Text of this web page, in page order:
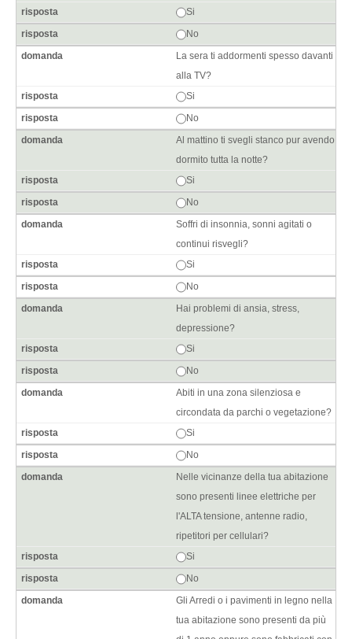
Si
No
La sera ti addormenti spesso davanti
alla TV?
Si
No
Al mattino ti svegli stanco pur avendo
dormito tutta la notte?
Si
No
Soffri di insonnia, sonni agitati o
continui risvegli?
Si
No
Hai problemi di ansia, stress,
depressione?
Si
No
Abiti in una zona silenziosa e
circondata da parchi o vegetazione?
Si
No
Nelle vicinanze della tua abitazione
sono presenti linee elettriche per
l'ALTA tensione, antenne radio,
ripetitori per cellulari?
Si
No
Gli Arredi o i pavimenti in legno nella
tua abitazione sono presenti da più